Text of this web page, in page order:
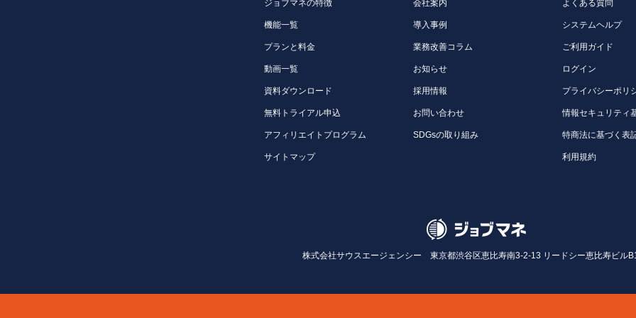
ジョブマネの特徴
機能一覧
プランと料金
動画一覧
資料ダウンロード
無料トライアル申込
アフィリエイトプログラム
サイトマップ
会社案内
導入事例
業務改善コラム
お知らせ
採用情報
お問い合わせ
SDGsの取り組み
よくある質問
システムヘルプ
ご利用ガイド
ログイン
プライバシーポリ
情報セキュリティ
特商法に基づく表
利用規約
株式会社サウスエージェンシー 東京都渋谷区恵比寿南3-2-13 リードシー恵比寿ビル